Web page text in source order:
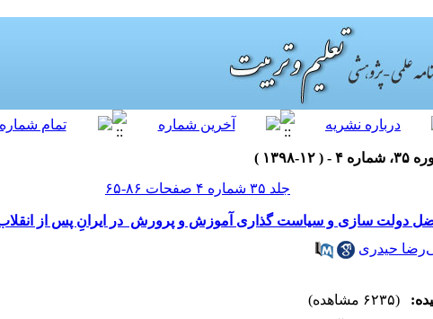
۴ - ( ۱۲-۱۳۹۸ )
جلد ۳۵ شماره ۴ صفحات ۸۶-۶۵
دولت سازی و سیاست گذاری آموزش و پرورش در ایرانِ پس از
حیدری
(۶۲۳۵ مشاهده)